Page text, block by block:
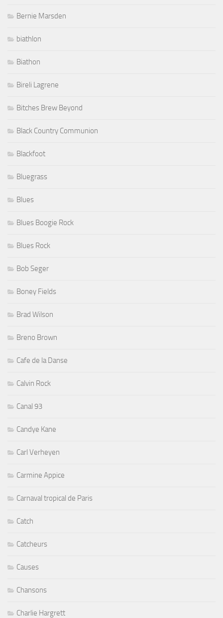
Bernie Marsden
biathlon
Biathon
Bireli Lagrene
Bitches Brew Beyond
Black Country Communion
Blackfoot
Bluegrass
Blues
Blues Boogie Rock
Blues Rock
Bob Seger
Boney Fields
Brad Wilson
Breno Brown
Cafe de la Danse
Calvin Rock
Canal 93
Candye Kane
Carl Verheyen
Carmine Appice
Carnaval tropical de Paris
Catch
Catcheurs
Causes
Chansons
Charlie Hargrett